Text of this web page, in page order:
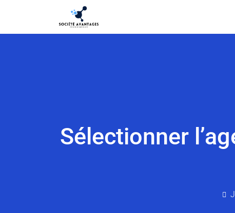
Sélectionner